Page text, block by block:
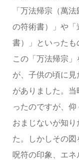
「万法帰宗（萬
の符術書）」や「
書）」といったも
この「万法帰宗
が、子供の頃に見
がありました。
ったのですが、
おまじないが知
た。しかしその図
呪符の印象、エ